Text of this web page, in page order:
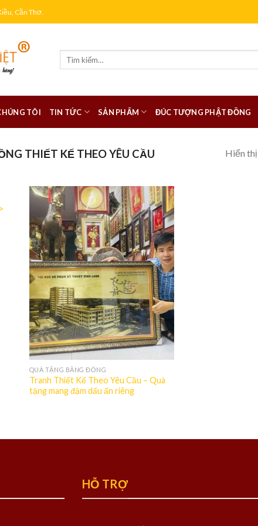
Cần Thơ.
TÔI TIN TỨC SẢN PHẨM ĐÚC TƯỢNG PHẬT ĐỒNG
THIẾT KẾ THEO YÊU CẦU Hiển
QUÀ TẶNG BẰNG ĐỒNG
Tranh Thiết Kế Theo Yêu Cầu – Quà
tặng mang đậm dấu ấn riêng
HỖ TRỢ